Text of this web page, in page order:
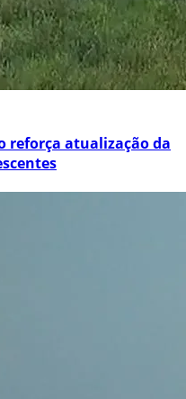
reforça atualização da